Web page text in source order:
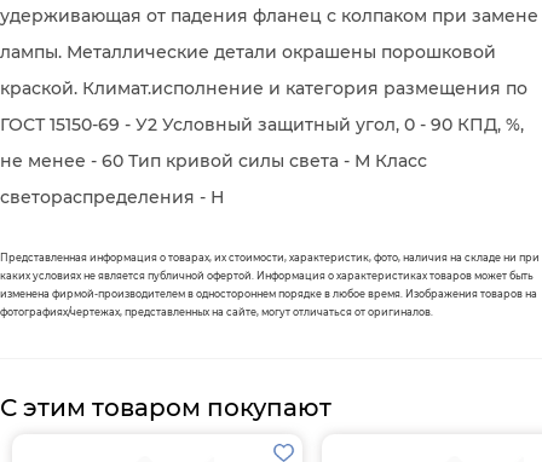
удерживающая от падения фланец с колпаком при замене
лампы. Металлические детали окрашены порошковой
краской. Климат.исполнение и категория размещения по
ГОСТ 15150-69 - У2 Условный защитный угол, 0 - 90 КПД, %,
не менее - 60 Тип кривой силы света - М Класс
светораспределения - Н
Представленная информация о товарах, их стоимости, характеристик, фото, наличия на складе ни при
каких условиях не является публичной офертой. Информация о характеристиках товаров может быть
изменена фирмой-производителем в одностороннем порядке в любое время. Изображения товаров на
фотографиях/чертежах, представленных на сайте, могут отличаться от оригиналов.
С этим товаром покупают